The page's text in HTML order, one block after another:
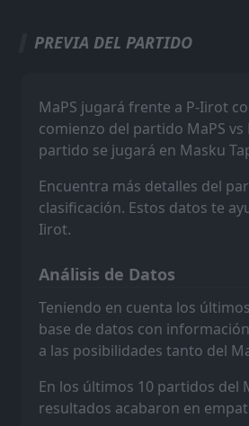
FT
16:30
14Apr
TPV II
P-Iirot
15:30
28May
P-Iirot
vaasa PS
06
May
16:00
16Apr
P-Iirot
PEN
16 Jun
SJK Akatemia
P-Iirot
FT
VaKP
PREVIA DEL PARTIDO
MaPS jugará frente a P-Iirot
comienzo del partido MaPS
partido se jugará en Masku
Encuentra más detalles del
clasificación. Estos datos te
Iirot.
Análisis de Datos
Teniendo en cuenta los
base de datos con
a las posibilidades tanto del
En los últimos 10 partidos del
resultados acabaron en